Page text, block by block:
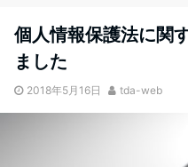
個人情報保護法に関
ました
2018年5月16日 tda-web